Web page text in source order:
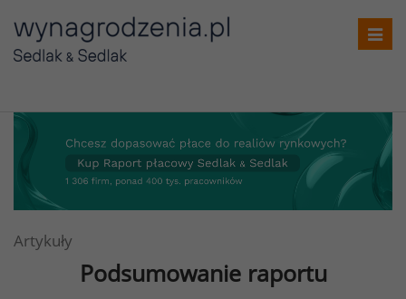
Artykuły
Podsumowanie raportu